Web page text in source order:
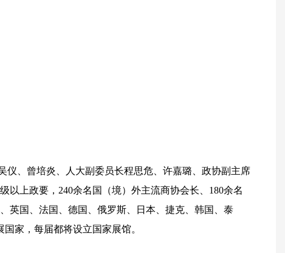
仪、曾培炎、人大副委员长程思危、许嘉璐、政协副主席
以上政要，240余名国（境）外主流商协会长、180余名
英国、法国、德国、俄罗斯、日本、捷克、韩国、泰
家，每届都将设立国家展馆。